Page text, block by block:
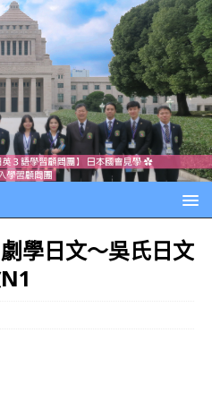
學日文～吳氏日文